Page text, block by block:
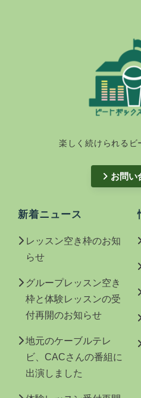
楽しく続けられるビ
お問い
新着ニュース
レッスン空き枠のお知
らせ
グループレッスン空き
枠と体験レッスンの受
付再開のお知らせ
地元のケーブルテレ
ビ、CACさんの番組に
出演しました